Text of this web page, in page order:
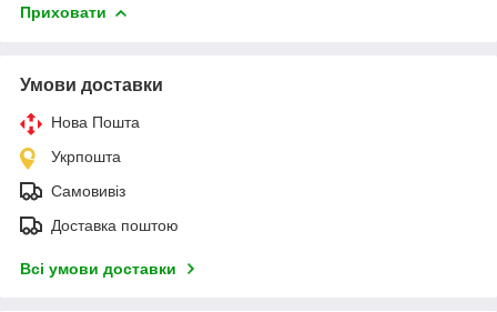
Приховати
Умови доставки
Нова Пошта
Укрпошта
Самовивіз
Доставка поштою
Всі умови доставки